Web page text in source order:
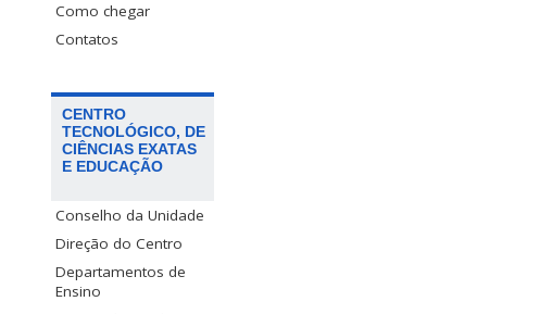
Como chegar
Contatos
CENTRO
TECNOLÓGICO, DE
CIÊNCIAS EXATAS
E EDUCAÇÃO
Conselho da Unidade
Direção do Centro
Departamentos de
Ensino